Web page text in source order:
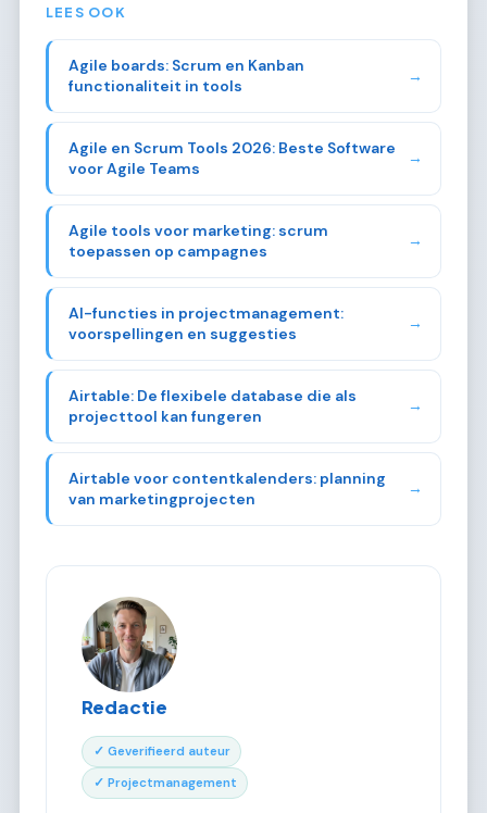
LEES OOK
Agile boards: Scrum en Kanban
functionaliteit in tools
→
Agile en Scrum Tools 2026: Beste Software
voor Agile Teams
→
Agile tools voor marketing: scrum
toepassen op campagnes
→
AI-functies in projectmanagement:
voorspellingen en suggesties
→
Airtable: De flexibele database die als
projecttool kan fungeren
→
Airtable voor contentkalenders: planning
van marketingprojecten
→
Redactie
✓ Geverifieerd auteur
✓ Projectmanagement